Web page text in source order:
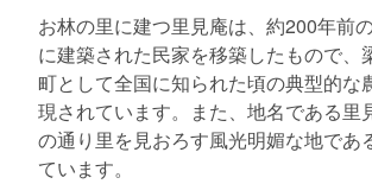
お林の里に建つ里見庵は、約200年前
に建築された民家を移築したもので、
町として全国に知られた頃の典型的な
現されています。また、地名である里
の通り里を見おろす風光明媚な地であ
ています。